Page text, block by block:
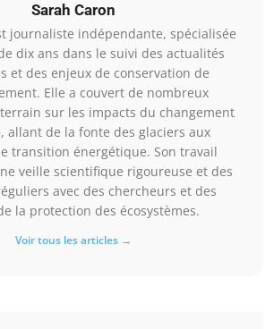
Sarah Caron
journaliste indépendante, spécialisée
dix ans dans le suivi des actualités
et des enjeux de conservation de
Elle a couvert de nombreux
sur les impacts du changement
allant de la fonte des glaciers aux
transition énergétique. Son travail
veille scientifique rigoureuse et des
avec des chercheurs et des
la protection des écosystèmes.
Voir tous les articles →